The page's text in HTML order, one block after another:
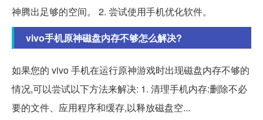
神腾出足够的空间。 2. 尝试使用手机优化软件。
vivo手机原神磁盘内存不够怎么解决?
如果您的 vivo 手机在运行原神游戏时出现磁盘内存不够的
情况,可以尝试以下方法来解决: 1. 清理手机内存:删除不必
要的文件、应用程序和缓存,以释放磁盘空...